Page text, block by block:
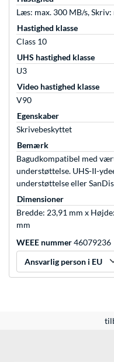
Læs: max. 300 MB/s,
Hastighed klasse
Class 10
UHS hastighed klasse
U3
Video hastighed klasse
V90
Egenskaber
Skrivebeskyttet
Bemærk
Bagudkompatibel med
understøttelse. UHS-II-
understøttelse eller
Dimensioner
Bredde: 23,91 mm x
mm
WEEE nummer46079236
Ansvarlig person i EU